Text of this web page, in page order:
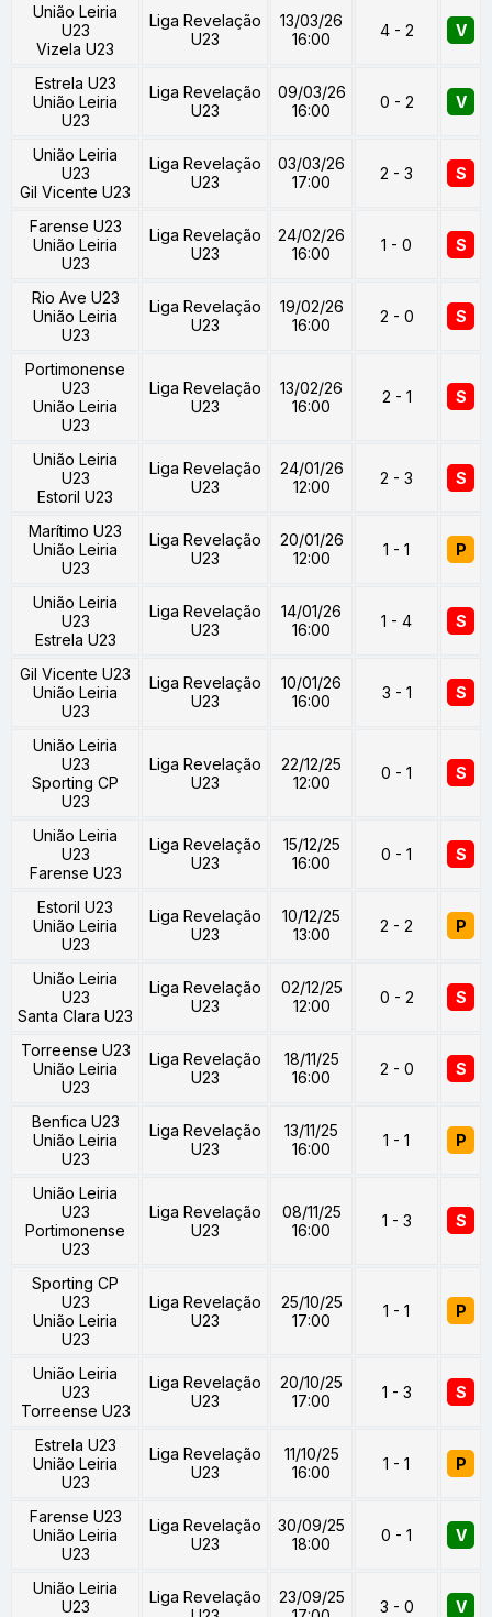
União Leiria
U23
Vizela U23
Liga Revelação
U23
13/03/26
16:00
4 - 2 V
Estrela U23
União Leiria
U23
Liga Revelação
U23
09/03/26
16:00
0 - 2 V
União Leiria
U23
Gil Vicente U23
Liga Revelação
U23
03/03/26
17:00
2 - 3 S
Farense U23
União Leiria
U23
Liga Revelação
U23
24/02/26
16:00
1 - 0 S
Rio Ave U23
União Leiria
U23
Liga Revelação
U23
19/02/26
16:00
2 - 0 S
Portimonense
U23
União Leiria
U23
Liga Revelação
U23
13/02/26
16:00
2 - 1 S
União Leiria
U23
Estoril U23
Liga Revelação
U23
24/01/26
12:00
2 - 3 S
Marítimo U23
União Leiria
U23
Liga Revelação
U23
20/01/26
12:00
1 - 1 P
União Leiria
U23
Estrela U23
Liga Revelação
U23
14/01/26
16:00
1 - 4 S
Gil Vicente U23
União Leiria
U23
Liga Revelação
U23
10/01/26
16:00
3 - 1 S
União Leiria
U23
Sporting CP
U23
Liga Revelação
U23
22/12/25
12:00
0 - 1 S
União Leiria
U23
Farense U23
Liga Revelação
U23
15/12/25
16:00
0 - 1 S
Estoril U23
União Leiria
U23
Liga Revelação
U23
10/12/25
13:00
2 - 2 P
União Leiria
U23
Santa Clara U23
Liga Revelação
U23
02/12/25
12:00
0 - 2 S
Torreense U23
União Leiria
U23
Liga Revelação
U23
18/11/25
16:00
2 - 0 S
Benfica U23
União Leiria
U23
Liga Revelação
U23
13/11/25
16:00
1 - 1 P
União Leiria
U23
Portimonense
U23
Liga Revelação
U23
08/11/25
16:00
1 - 3 S
Sporting CP
U23
União Leiria
U23
Liga Revelação
U23
25/10/25
17:00
1 - 1 P
União Leiria
U23
Torreense U23
Liga Revelação
U23
20/10/25
17:00
1 - 3 S
Estrela U23
União Leiria
U23
Liga Revelação
U23
11/10/25
16:00
1 - 1 P
Farense U23
União Leiria
U23
Liga Revelação
U23
30/09/25
18:00
0 - 1 V
União Leiria
U23
Liga Revelação
23/09/25
3 - 0 V